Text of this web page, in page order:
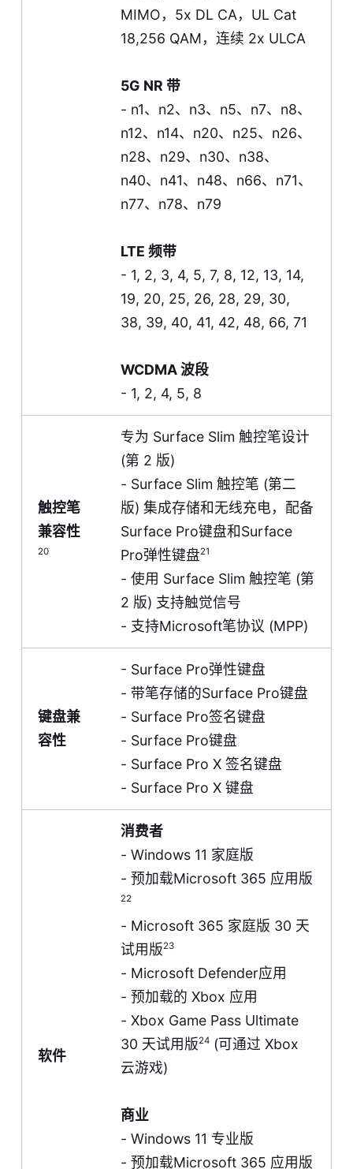
MIMO，5x DL CA，UL Cat
18,256 QAM，连续 2x ULCA
5G NR 带
- n1、n2、n3、n5、n7、n8、
n12、n14、n20、n25、n26、
n28、n29、n30、n38、
n40、n41、n48、n66、n71、
n77、n78、n79
LTE 频带
- 1, 2, 3, 4, 5, 7, 8, 12, 13, 14,
19, 20, 25, 26, 28, 29, 30,
38, 39, 40, 41, 42, 48, 66, 71
WCDMA 波段
- 1, 2, 4, 5, 8
触控笔
兼容性
20
专为 Surface Slim 触控笔设计
(第 2 版)
- Surface Slim 触控笔 (第二
版) 集成存储和无线充电，配备
Surface Pro键盘和Surface
Pro弹性键盘21
- 使用 Surface Slim 触控笔 (第
2 版) 支持触觉信号
- 支持Microsoft笔协议 (MPP)
键盘兼
容性
- Surface Pro弹性键盘
- 带笔存储的Surface Pro键盘
- Surface Pro签名键盘
- Surface Pro键盘
- Surface Pro X 签名键盘
- Surface Pro X 键盘
软件
消费者
- Windows 11 家庭版
- 预加载Microsoft 365 应用版
22
- Microsoft 365 家庭版 30 天
试用版23
- Microsoft Defender应用
- 预加载的 Xbox 应用
- Xbox Game Pass Ultimate
30 天试用版24 (可通过Xbox
云游戏)
商业
- Windows 11 专业版
- 预加载Microsoft 365 应用版